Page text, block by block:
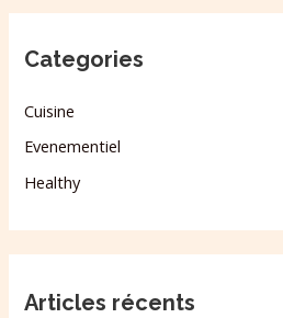
Categories
Cuisine
Evenementiel
Healthy
Articles récents